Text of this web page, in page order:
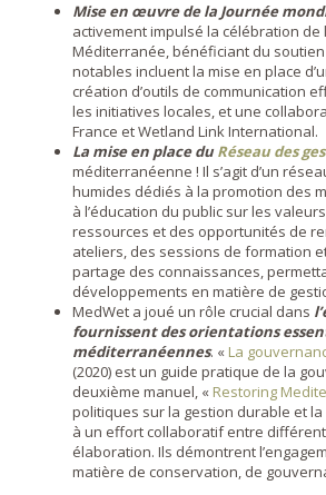
Mise en œuvre de la Journée
activement impulsé la célébration de
Méditerranée, bénéficiant du soutien
notables incluent la mise en place
création d’outils de communication
les initiatives locales, et une
France et Wetland Link International.
La mise en place duRéseau des
méditerranéenne ! Il s’agit d’un
humides dédiés à la promotion des
à l’éducation du public sur les
ressources et des opportunités de
ateliers, des sessions de formation
partage des connaissances,
développements en matière de
MedWet a joué un rôle crucial dans
fournissent des orientations
méditerranéennes. « La
(2020) est un guide pratique de la
deuxième manuel, « Restoring
politiques sur la gestion durable et la
à un effort collaboratif entre
élaboration. Ils démontrent
matière de conservation, de